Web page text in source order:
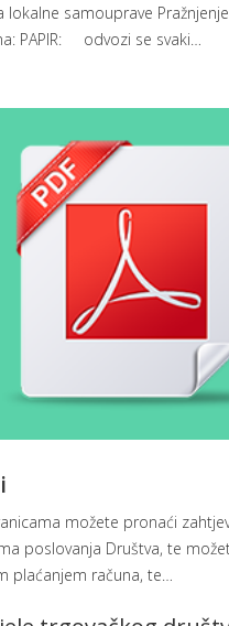
lokalne samouprave
PAPIR: odvozi se svaki…
možete pronaći
poslovanja Društva, te
plaćanjem računa, te…